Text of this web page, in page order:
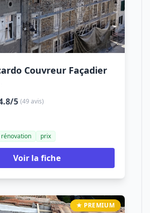
Couvreur Façadier
5 (49 avis)
rénovation prix
Voir la fiche
★ PREMIUM